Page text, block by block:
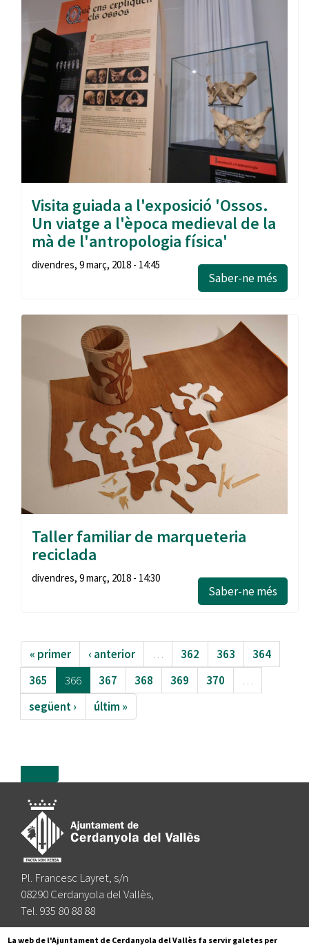
Visita guiada a l'exposició 'Ossos.
Un viatge a l'època medieval de la
mà de l'antropologia física'
divendres, 9 març, 2018 - 14:45
Saber-ne més
Taller familiar de marqueteria
reciclada
divendres, 9 març, 2018 - 14:30
Saber-ne més
« primer ‹ anterior … 362 363
364
365
366 367 368 369 370
…
següent ›
últim »
Pl. Francesc Layret, s/n
08290 Cerdanyola del Vallès,
Tel. 935 80 88 88
Segueix-nos a:
La web de l'Ajuntament de Cerdanyola del Vallès fa servir galetes per